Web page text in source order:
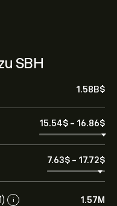
SBH
1.58B‎$‎
15.54‎$‎ - 16.86‎$‎
7.63‎$‎ - 17.72‎$‎
i 1.57M